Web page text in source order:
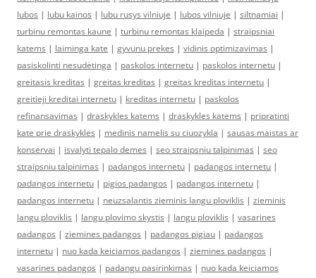
lubos | lubu kainos | lubu rusys vilniuje | lubos vilniuje | siltnamiai |
turbinu remontas kaune | turbinu remontas klaipeda | straipsniai
katems | laiminga kate | gyvunu prekes | vidinis optimizavimas |
pasiskolinti nesudėtinga | paskolos internetu | paskolos internetu |
greitasis kreditas | greitas kreditas | greitas kreditas internetu |
greitieji kreditai internetu | kreditas internetu | paskolos
refinansavimas | draskykles katems | draskykles katems | pripratinti
kate prie draskykles | medinis namelis su ciuozykla | sausas maistas ar
konservai | isvalyti tepalo demes | seo straipsniu talpinimas | seo
straipsniu talpinimas | padangos internetu | padangos internetu |
padangos internetu | pigios padangos | padangos internetu |
padangos internetu | neuzsalantis zieminis langu ploviklis | zieminis
langu ploviklis | langu plovimo skystis | langu ploviklis | vasarines
padangos | ziemines padangos | padangos pigiau | padangos
internetu | nuo kada keiciamos padangos | ziemines padangos |
vasarines padangos | padangu pasirinkimas | nuo kada keiciamos